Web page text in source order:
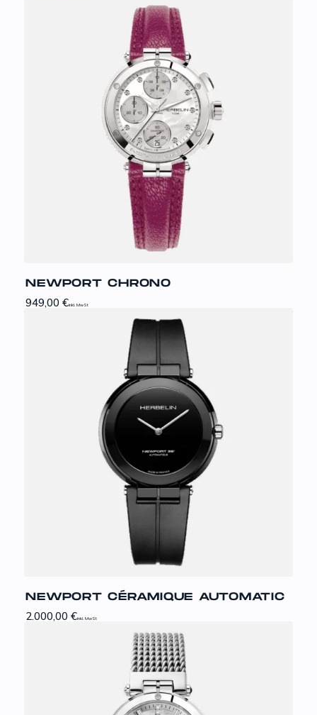
NEWPORT CHRONO
949,00€inkl. MwSt
NEWPORT CÉRAMIQUE AUTOMATIC
2.000,00€inkl. MwSt